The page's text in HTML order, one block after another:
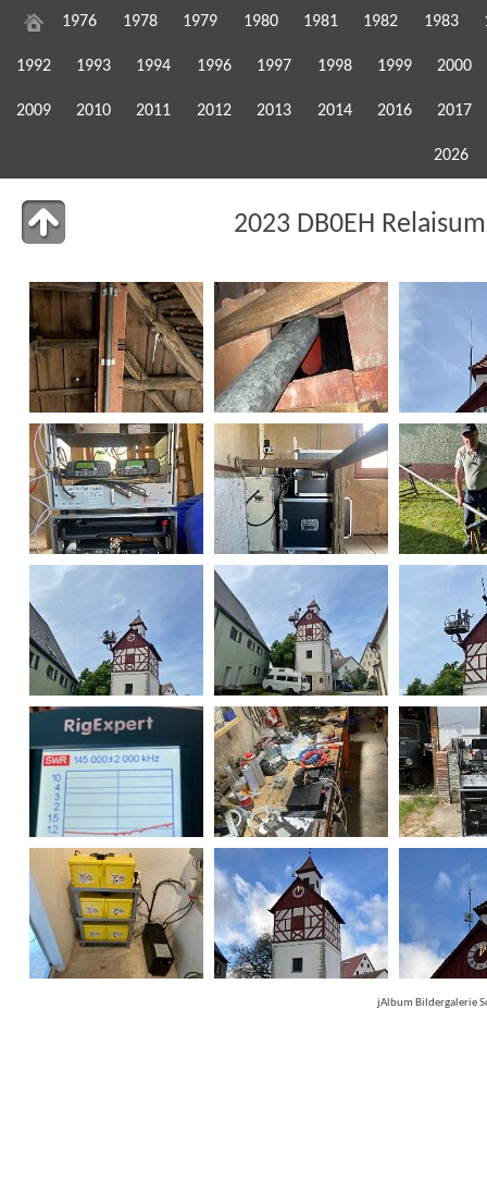
1976 1978 1979 1980 1981 1982 1983
1992 1993 1994 1996 1997 1998 1999 2000
2009 2010 2011 2012 2013 2014 2016 2017
2026
2023 DB0EH
jAlbum Bildergalerie